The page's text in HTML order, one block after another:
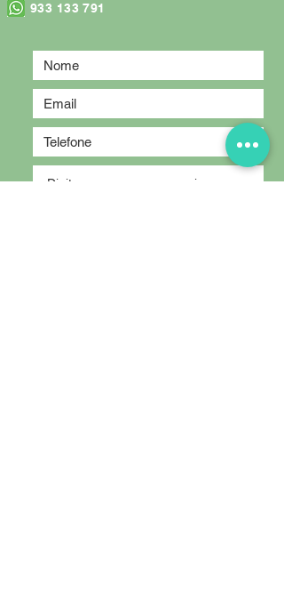
933 133 791